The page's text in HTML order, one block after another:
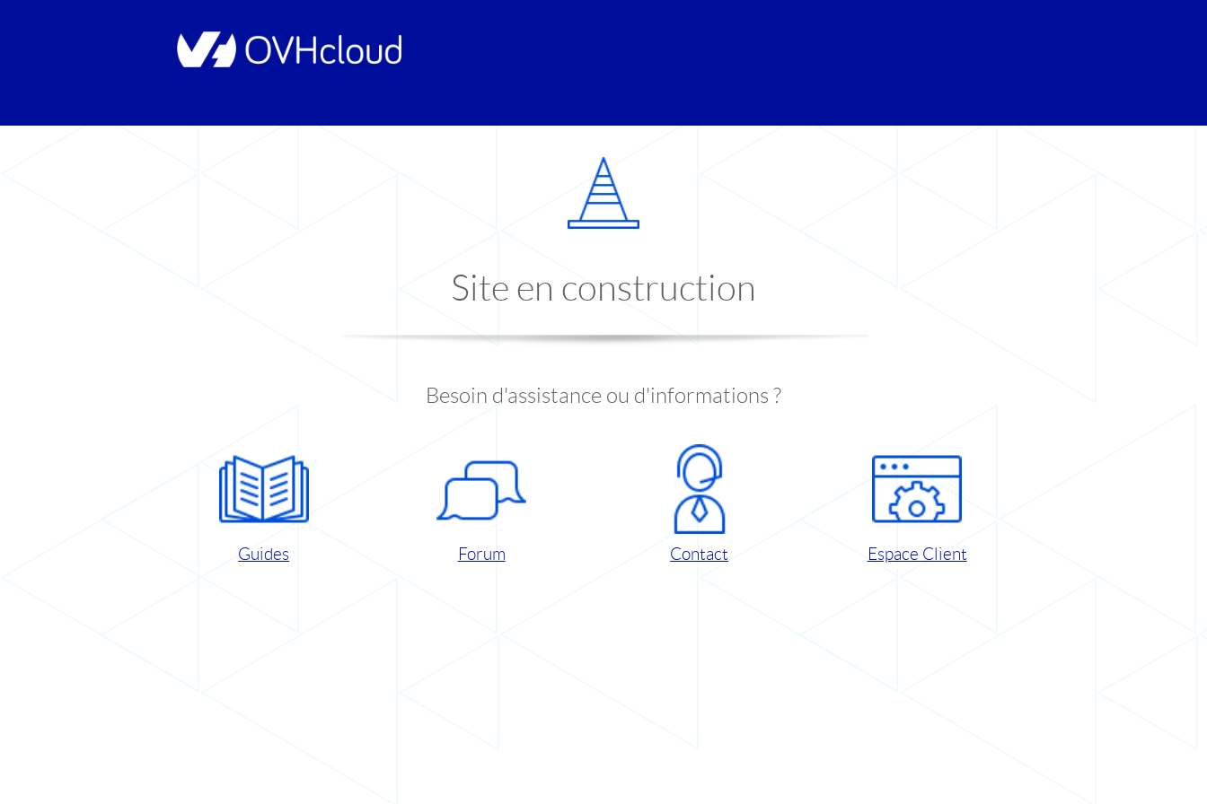
Site en construction
Besoin d'assistance ou d'informations ?
Guides Forum Contact Espace Client